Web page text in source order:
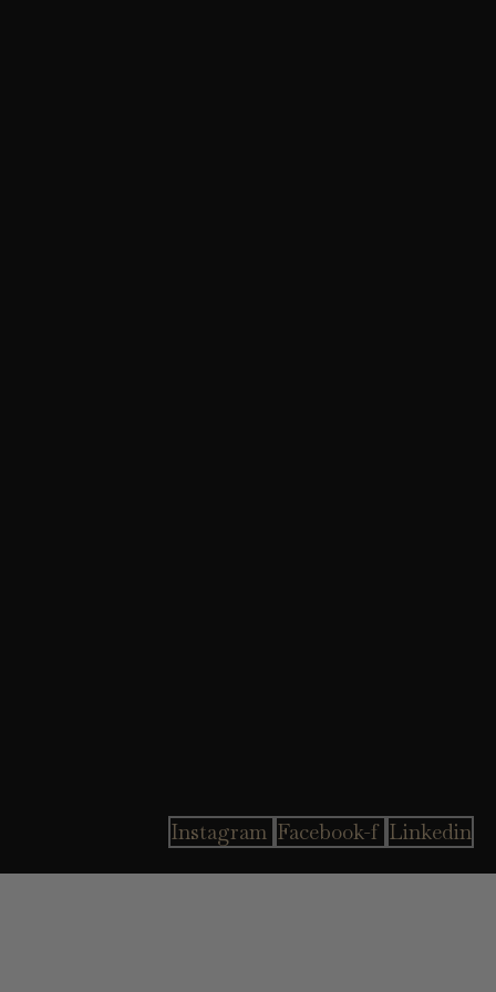
Instagram Facebook-f Linkedin